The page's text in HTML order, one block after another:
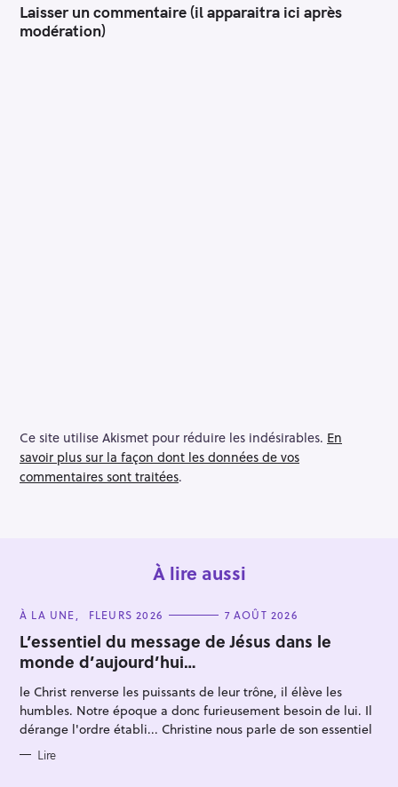
Laisser un commentaire (il apparaitra ici après
modération)
Ce site utilise Akismet pour réduire les indésirables. En
savoir plus sur la façon dont les données de vos
commentaires sont traitées.
À lire aussi
C
T
E
G
O
R
I
E
S
À LA UNE FLEURS 2026 7 AOÛT 2026
L’essentiel du message de Jésus dans le
monde d’aujourd’hui…
le Christ renverse les puissants de leur trône, il élève les
humbles. Notre époque a donc furieusement besoin de lui. Il
dérange l'ordre établi... Christine nous parle de son essentiel
Lire